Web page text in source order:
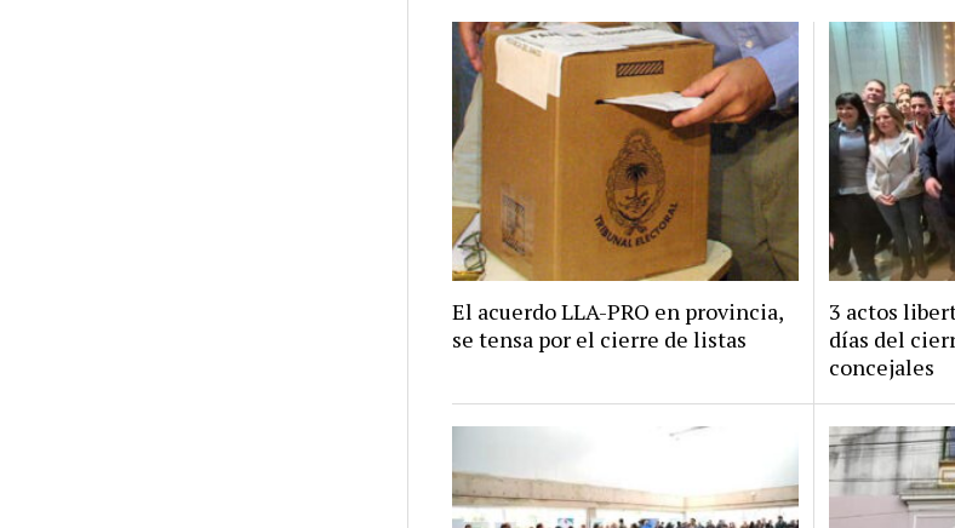
El acuerdo LLA-PRO en provincia,
se tensa por el cierre de listas
3 actos
días del
concejales